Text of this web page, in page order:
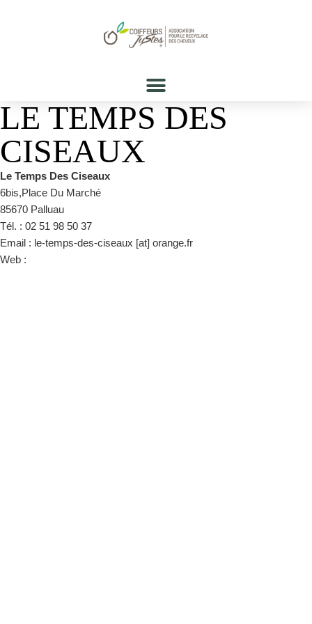
LE TEMPS DES
CISEAUX
Le Temps Des Ciseaux
6bis,Place Du Marché
85670 Palluau
Tél. : 02 51 98 50 37
Email : le-temps-des-ciseaux [at] orange.fr
Web :